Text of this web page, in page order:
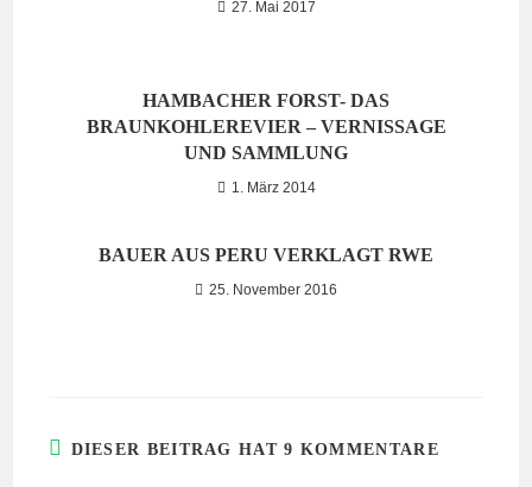
27. Mai 2017
HAMBACHER FORST- DAS
BRAUNKOHLEREVIER – VERNISSAGE
UND SAMMLUNG
1. März 2014
BAUER AUS PERU VERKLAGT RWE
25. November 2016
DIESER BEITRAG HAT 9 KOMMENTARE